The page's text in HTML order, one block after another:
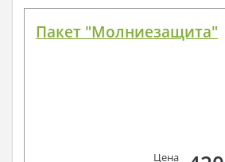
Пакет "Молниезащита"
Цена